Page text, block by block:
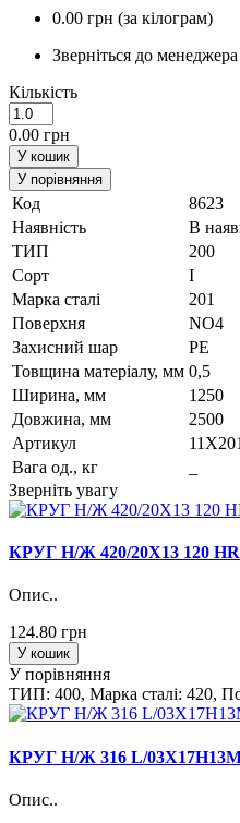
0.00 грн (за кілограм)
Зверніться до менеджера
Кількість
0.00 грн
У кошик
У порівняння
Код
8623
Наявність
В
ТИП
200
Сорт
I
Марка сталi
201
Поверхня
NO4
Захисний шар
PE
Товщина матеріалу, мм 0,5
Ширина, мм
1250
Довжина, мм
2500
Артикул
Вага од., кг
Зверніть увагу
КРУГ Н/Ж 420/20Х13 120 HR
Опис..
124.80 грн
У кошик
У порівняння
ТИП: 400, Марка сталi: 420,
КРУГ Н/Ж 316 L/
Опис..